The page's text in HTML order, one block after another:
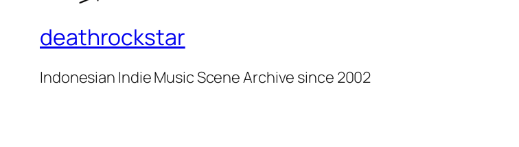
deathrockstar
Indonesian Indie Music Scene Archive since 2002